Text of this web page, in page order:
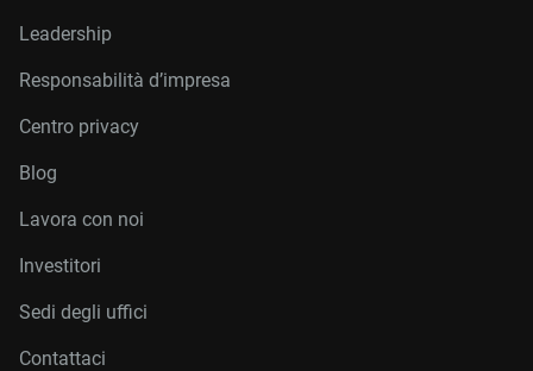
Leadership
Responsabilità d’impresa
Centro privacy
Blog
Lavora con noi
Investitori
Sedi degli uffici
Contattaci